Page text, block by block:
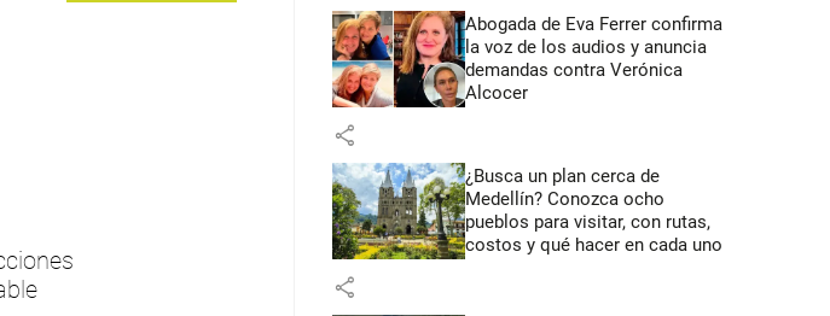
Abogada de Eva Ferrer confirma
la voz de los audios y anuncia
demandas contra Verónica
Alcocer
share
¿Busca un plan cerca de
Medellín? Conozca ocho
pueblos para visitar, con rutas,
costos y qué hacer en cada uno
share